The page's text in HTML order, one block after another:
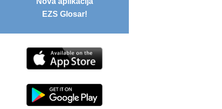
EZS Glosar!